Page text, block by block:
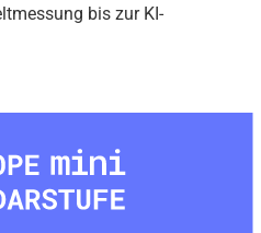
bis zur KI-